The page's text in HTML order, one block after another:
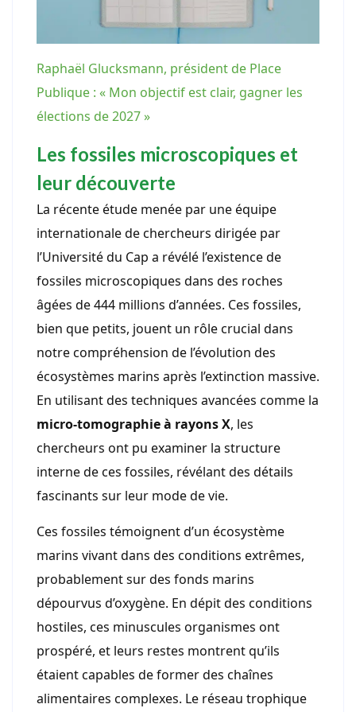
Raphaël Glucksmann, président de Place
Publique : « Mon objectif est clair, gagner les
élections de 2027 »
Les fossiles microscopiques et
leur découverte
La récente étude menée par une équipe
internationale de chercheurs dirigée par
l’Université du Cap a révélé l’existence de
fossiles microscopiques dans des roches
âgées de 444 millions d’années. Ces fossiles,
bien que petits, jouent un rôle crucial dans
notre compréhension de l’évolution des
écosystèmes marins après l’extinction massive.
En utilisant des techniques avancées comme la
micro-tomographie à rayons X, les
chercheurs ont pu examiner la structure
interne de ces fossiles, révélant des détails
fascinants sur leur mode de vie.
Ces fossiles témoignent d’un écosystème
marins vivant dans des conditions extrêmes,
probablement sur des fonds marins
dépourvus d’oxygène. En dépit des conditions
hostiles, ces minuscules organismes ont
prospéré, et leurs restes montrent qu’ils
étaient capables de former des chaînes
alimentaires complexes. Le réseau trophique